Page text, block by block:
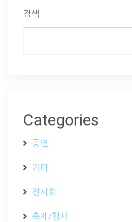
검색
Categories
공연
기타
전시회
축제/행사